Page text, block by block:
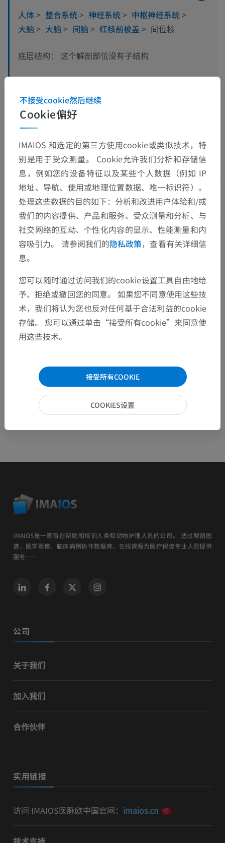
人体> 整合系统> 神经系统> 中枢神经系统>
大脑 > 大脑 > 间脑 > 红核前被盖 > 间位核
底层结构： 这个解剖部位没有子结构
人体解剖学1
人体神经解剖学
动物的比较解剖学
翻译
发现错误？
欢迎提出更正、翻译或内容改进的建议。
检举错误
下载APP
IMAIOS是一家旨在帮助和培训人类和动物护理人员的公司。 透过解剖图
谱、医学影像、临床病例协作数据库、在线课程为医疗保健专业人员提供
服务……
公司
关于我们
加入我们
合作伙伴
实用链接
访问 IMAIOS医脉欧中国官网： imaios.cn
Cookie偏好
不接受cookie然后继续
IMAIOS 和选定的第三方使用cookie或类似技术，特
别是用于受众测量。 Cookie允许我们分析和存储信
息，例如您的设备特征以及某些个人数据（例如 IP
地址、导航、使用或地理位置数据、唯一标识符）。
处理这些数据的目的如下：分析和改进用户体验和/或
我们的内容提供、产品和服务、受众测量和分析、与
社交网络的互动、个性化内容的显示、性能测量和内
容吸引力。 请参阅我们的隐私政策，查看有关详细信
息。
您可以随时通过访问我们的cookie设置工具自由地给
予、拒绝或撤回您的同意。 如果您不同意使用这些技
术，我们将认为您也反对任何基于合法利益的cookie
存储。 您可以通过单击“接受所有cookie”来同意使
用这些技术。
接受所有COOKIE
COOKIES设置